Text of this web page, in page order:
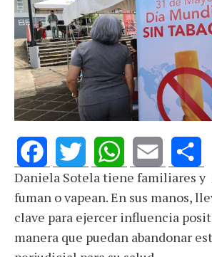
FacebookTwitterWhatsApp
Email Share
Daniela Sotela tiene familiares y
fuman o vapean. En sus manos,
clave para ejercer influencia
manera que puedan abandonar